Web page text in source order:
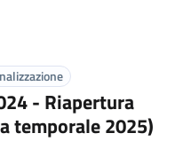
- Riapertura
temporale 2025)